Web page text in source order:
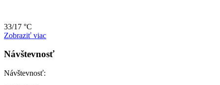
33/17 °C
Zobraziť viac
Návštevnosť
Návštevnosť: